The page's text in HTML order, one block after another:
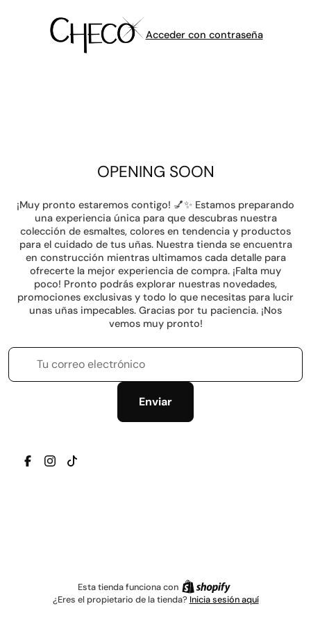
Acceder con contraseña
OPENING SOON
¡Muy pronto estaremos contigo! 💅✨ Estamos preparando
una experiencia única para que descubras nuestra
colección de esmaltes, colores en tendencia y productos
para el cuidado de tus uñas. Nuestra tienda se encuentra
en construcción mientras ultimamos cada detalle para
ofrecerte la mejor experiencia de compra. ¡Falta muy
poco! Pronto podrás explorar nuestras novedades,
promociones exclusivas y todo lo que necesitas para lucir
unas uñas impecables. Gracias por tu paciencia. ¡Nos
vemos muy pronto!
Enviar
TRANSLATION MISSING:
TRANSLATION MISSING:
TRANSLATION MISSING:
Esta tienda funciona con
¿Eres el propietario de la tienda? Inicia sesión aquí